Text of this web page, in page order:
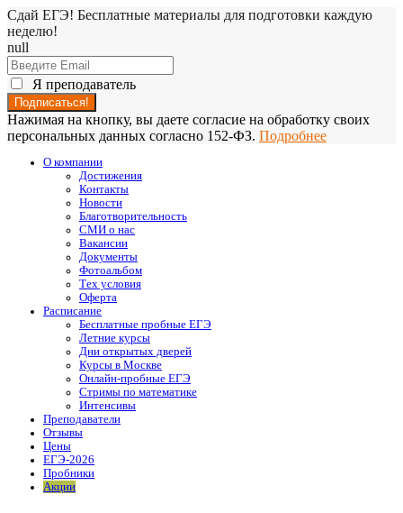
Сдай ЕГЭ! Бесплатные материалы для подготовки каждую
неделю!
null
Я преподаватель
Нажимая на кнопку, вы даете согласие на обработку своих
персональных данных согласно 152-ФЗ. Подробнее
О компании
Достижения
Контакты
Новости
Благотворительность
СМИ о нас
Вакансии
Документы
Фотоальбом
Тех условия
Оферта
Расписание
Бесплатные пробные ЕГЭ
Летние курсы
Дни открытых дверей
Курсы в Москве
Онлайн-пробные ЕГЭ
Стримы по математике
Интенсивы
Преподаватели
Отзывы
Цены
ЕГЭ-2026
Пробники
Акции